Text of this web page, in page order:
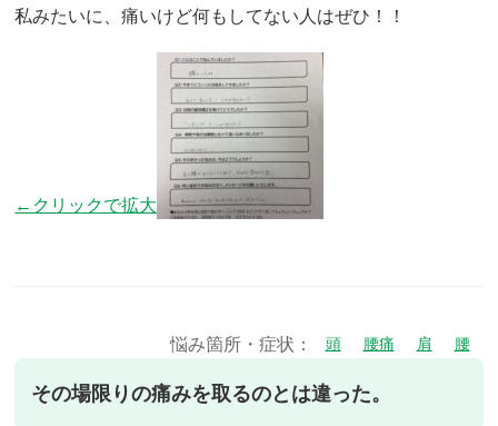
私みたいに、痛いけど何もしてない人はぜひ！！
←クリックで拡大
悩み箇所・症状： 頭 腰痛 肩 腰
その場限りの痛みを取るのとは違った。